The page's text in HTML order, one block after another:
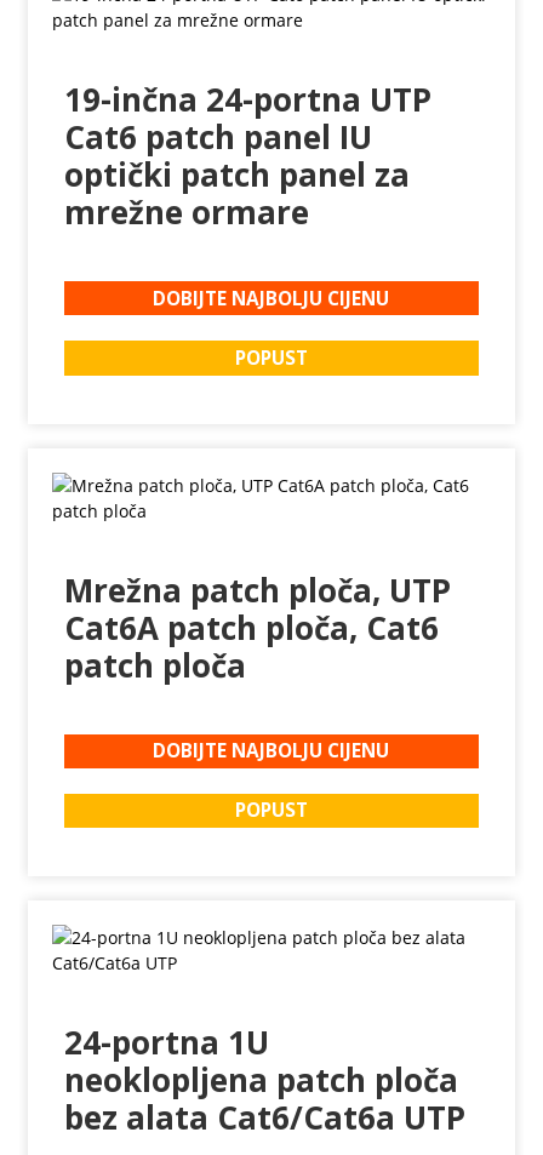
19-inčna 24-portna UTP
Cat6 patch panel IU
optički patch panel za
mrežne ormare
DOBIJTE NAJBOLJU CIJENU
POPUST
Mrežna patch ploča, UTP
Cat6A patch ploča, Cat6
patch ploča
DOBIJTE NAJBOLJU CIJENU
POPUST
24-portna 1U
neoklopljena patch ploča
bez alata Cat6/Cat6a UTP